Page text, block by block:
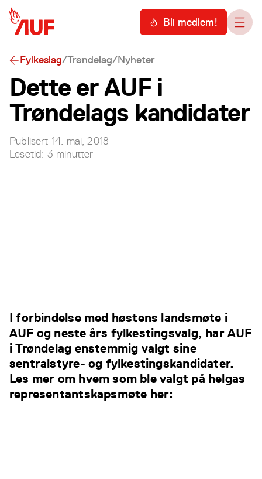
Hopp til hovedinnhold MenyBli medlem!
Fylkeslag/Trøndelag/Nyheter
Dette er AUF i
Trøndelags kandidater
Publisert 14. mai, 2018
Lesetid: 3 minutter
I forbindelse med høstens landsmøte i
AUF og neste års fylkestingsvalg, har AUF
i Trøndelag enstemmig valgt sine
sentralstyre- og fylkestingskandidater.
Les mer om hvem som ble valgt på helgas
representantskapsmøte her: